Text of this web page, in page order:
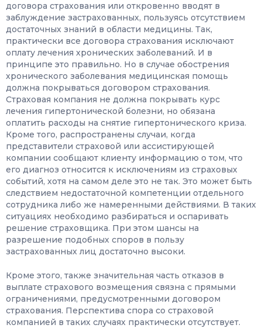
договора страхования или откровенно вводят в
заблуждение застрахованных, пользуясь отсутствием
достаточных знаний в области медицины. Так,
практически все договора страхования исключают
оплату лечения хронических заболеваний. И в
принципе это правильно. Но в случае обострения
хронического заболевания медицинская помощь
должна покрываться договором страхования.
Страховая компания не должна покрывать курс
лечения гипертонической болезни, но обязана
оплатить расходы на снятие гипертонического криза.
Кроме того, распространены случаи, когда
представители страховой или ассистирующей
компании сообщают клиенту информацию о том, что
его диагноз относится к исключениям из страховых
событий, хотя на самом деле это не так. Это может быть
следствием недостаточной компетенции отдельного
сотрудника либо же намеренными действиями. В таких
ситуациях необходимо разбираться и оспаривать
решение страховщика. При этом шансы на
разрешение подобных споров в пользу
застрахованных лиц достаточно высоки.
Кроме этого, также значительная часть отказов в
выплате страхового возмещения связна с прямыми
ограничениями, предусмотренными договором
страхования. Перспектива спора со страховой
компанией в таких случаях практически отсутствует.